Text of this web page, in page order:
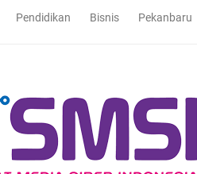
Pendidikan Bisnis Pekanbaru